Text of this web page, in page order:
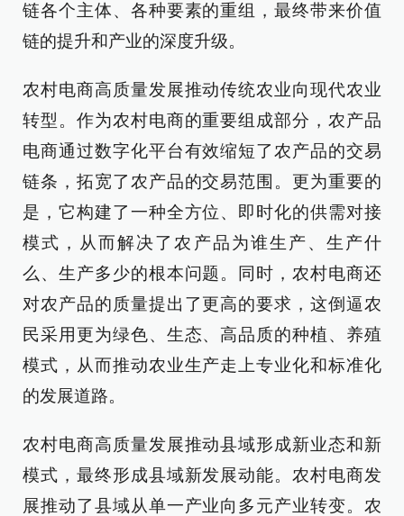
链各个主体、各种要素的重组，最终带来价值
链的提升和产业的深度升级。
农村电商高质量发展推动传统农业向现代农业
转型。作为农村电商的重要组成部分，农产品
电商通过数字化平台有效缩短了农产品的交易
链条，拓宽了农产品的交易范围。更为重要的
是，它构建了一种全方位、即时化的供需对接
模式，从而解决了农产品为谁生产、生产什
么、生产多少的根本问题。同时，农村电商还
对农产品的质量提出了更高的要求，这倒逼农
民采用更为绿色、生态、高品质的种植、养殖
模式，从而推动农业生产走上专业化和标准化
的发展道路。
农村电商高质量发展推动县域形成新业态和新
模式，最终形成县域新发展动能。农村电商发
展推动了县域从单一产业向多元产业转变。农